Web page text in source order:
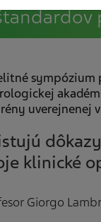
sympózium
uverejnenej
klinické
Giorgo